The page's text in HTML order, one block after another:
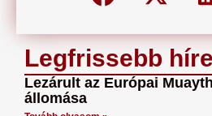
Legfrissebb
Lezárult az Európai
állomása